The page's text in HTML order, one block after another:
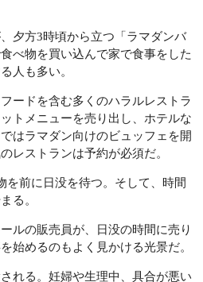
夕方3時頃から立つ「ラマダンバ
べ物を買い込んで家で食事をした
人も多い。
ードを含む多くのハラルレストラ
トメニューを売り出し、ホテルな
はラマダン向けのビュッフェを開
レストランは予約が必須だ。
を前に日没を待つ。そして、時間
る。
ルの販売員が、日没の時間に売り
始めるのもよく見かける光景だ。
れる。妊婦や生理中、具合が悪い